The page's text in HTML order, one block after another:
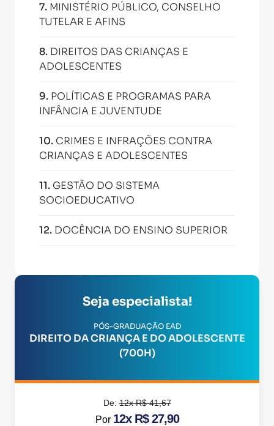
7. MINISTÉRIO PÚBLICO, CONSELHO
TUTELAR E AFINS
8. DIREITOS DAS CRIANÇAS E
ADOLESCENTES
9. POLÍTICAS E PROGRAMAS PARA
INFÂNCIA E JUVENTUDE
10. CRIMES E INFRAÇÕES CONTRA
CRIANÇAS E ADOLESCENTES
11. GESTÃO DO SISTEMA
SOCIOEDUCATIVO
12. DOCÊNCIA DO ENSINO SUPERIOR
Seja especialista!
PÓS-GRADUAÇÃO EAD
DIREITO DA CRIANÇA E DO ADOLESCENTE
(700H)
De:12x R$ 41,67
Por 12x R$ 27,90